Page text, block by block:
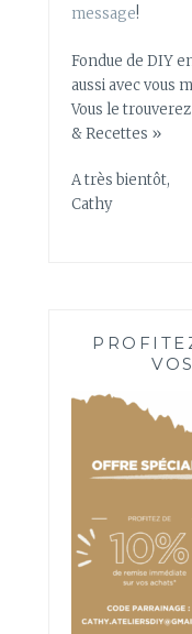
message!
Fondue de DIY
aussi avec vous
Vous le
& Recettes »
A très bientôt,
Cathy